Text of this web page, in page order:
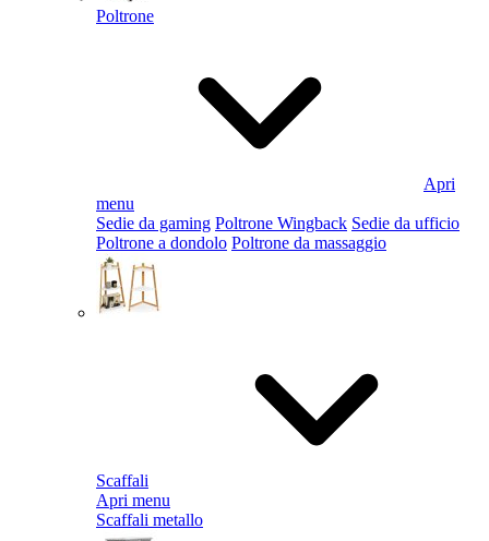
Poltrone
Apri
menu
Sedie da gaming Poltrone Wingback Sedie da ufficio
Poltrone a dondolo Poltrone da massaggio
Scaffali
Apri menu
Scaffali metallo